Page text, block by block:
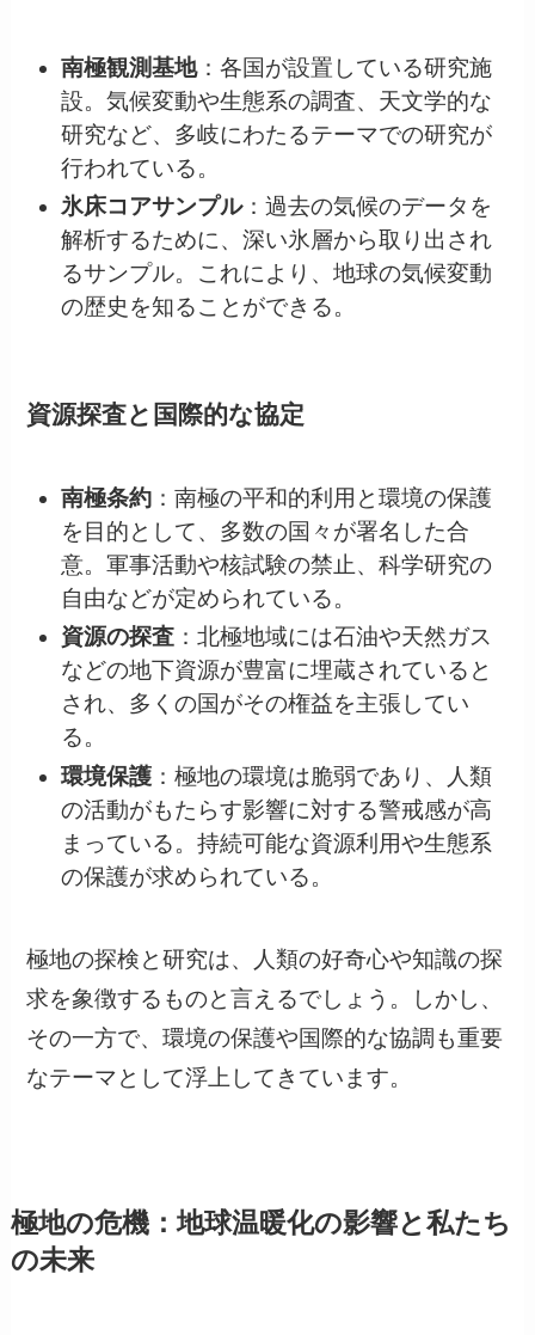
南極観測基地：各国が設置している研究施
設。気候変動や生態系の調査、天文学的な
研究など、多岐にわたるテーマでの研究が
行われている。
氷床コアサンプル：過去の気候のデータを
解析するために、深い氷層から取り出され
るサンプル。これにより、地球の気候変動
の歴史を知ることができる。
資源探査と国際的な協定
南極条約：南極の平和的利用と環境の保護
を目的として、多数の国々が署名した合
意。軍事活動や核試験の禁止、科学研究の
自由などが定められている。
資源の探査：北極地域には石油や天然ガス
などの地下資源が豊富に埋蔵されていると
され、多くの国がその権益を主張してい
る。
環境保護：極地の環境は脆弱であり、人類
の活動がもたらす影響に対する警戒感が高
まっている。持続可能な資源利用や生態系
の保護が求められている。
極地の探検と研究は、人類の好奇心や知識の探
求を象徴するものと言えるでしょう。しかし、
その一方で、環境の保護や国際的な協調も重要
なテーマとして浮上してきています。
極地の危機：地球温暖化の影響と私たち
の未来